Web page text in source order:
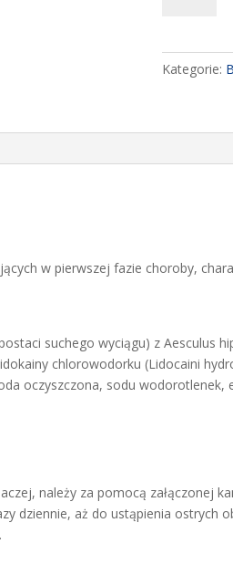
Kategorie:
w pierwszej fazie choroby,
suchego wyciągu) z Aesculus
chlorowodorku (Lidocaini
oczyszczona, sodu wodorotlenek,
należy za pomocą załączonej
dziennie, aż do ustąpienia